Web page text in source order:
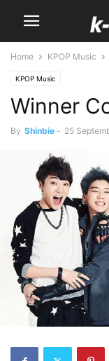
Home KPOP Music
KPOP Music
Winner
By Shinbie - 25